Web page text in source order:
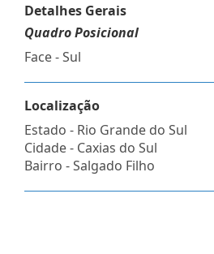
Detalhes Gerais
Quadro Posicional
Face - Sul
Localização
Estado - Rio Grande do Sul
Cidade - Caxias do Sul
Bairro -Salgado Filho